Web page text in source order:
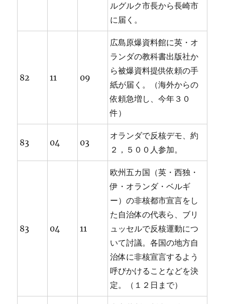
ルグルク市長から長崎市
に届く。
82 11 09
広島原爆資料館に英・オ
ランダの教科書出版社か
ら被爆資料提供依頼の手
紙が届く。（海外からの
依頼急増し、今年３０
件）
83 04 03
オランダで反核デモ、約
２，５００人参加。
83 04 11
欧州五カ国（英・西独・
伊・オランダ・ベルギ
ー）の非核都市宣言をし
た自治体の代表ら、ブリ
ュッセルで反核運動につ
いて討議。各国の地方自
治体に非核宣言するよう
呼びかけることなどを決
定。（１２日まで）